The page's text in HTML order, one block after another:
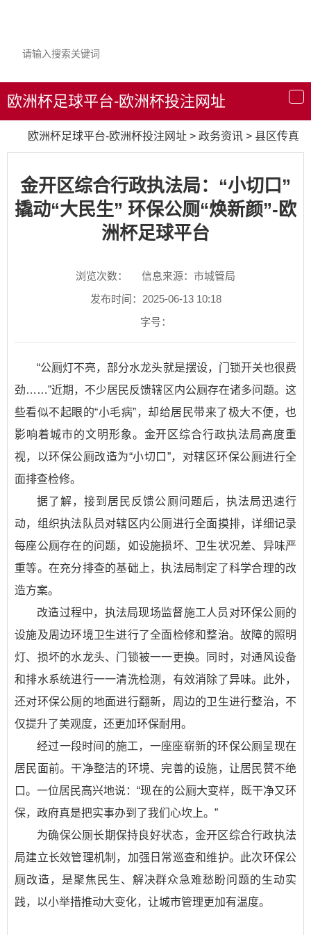
导
航
欧洲杯足球平台-欧洲杯投注网址
欧洲杯足球平台-欧洲杯投注网址 > 政务资讯 > 县区传真
金开区综合行政执法局：“小切口”
撬动“大民生” 环保公厕“焕新颜”-欧
洲杯足球平台
浏览次数：
信息来源：市城管局
发布时间：2025-06-13 10:18
字号：
“公厕灯不亮，部分水龙头就是摆设，门锁开关也很费
劲……”近期，不少居民反馈辖区内公厕存在诸多问题。这
些看似不起眼的“小毛病”，却给居民带来了极大不便，也
影响着城市的文明形象。金开区综合行政执法局高度重
视，以环保公厕改造为“小切口”，对辖区环保公厕进行全
面排查检修。
据了解，接到居民反馈公厕问题后，执法局迅速行
动，组织执法队员对辖区内公厕进行全面摸排，详细记录
每座公厕存在的问题，如设施损坏、卫生状况差、异味严
重等。在充分排查的基础上，执法局制定了科学合理的改
造方案。
改造过程中，执法局现场监督施工人员对环保公厕的
设施及周边环境卫生进行了全面检修和整治。故障的照明
灯、损坏的水龙头、门锁被一一更换。同时，对通风设备
和排水系统进行一一清洗检测，有效消除了异味。此外，
还对环保公厕的地面进行翻新，周边的卫生进行整治，不
仅提升了美观度，还更加环保耐用。
经过一段时间的施工，一座座崭新的环保公厕呈现在
居民面前。干净整洁的环境、完善的设施，让居民赞不绝
口。一位居民高兴地说：“现在的公厕大变样，既干净又环
保，政府真是把实事办到了我们心坎上。”
为确保公厕长期保持良好状态，金开区综合行政执法
局建立长效管理机制，加强日常巡查和维护。此次环保公
厕改造，是聚焦民生、解决群众急难愁盼问题的生动实
践，以小举措推动大变化，让城市管理更加有温度。